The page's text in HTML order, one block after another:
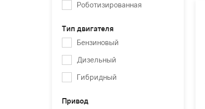
Роботизированная
Тип двигателя
Бензиновый
Дизельный
Гибридный
Привод